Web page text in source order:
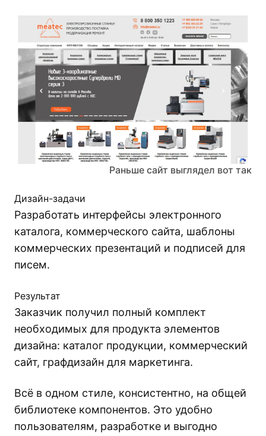
Раньше сайт выглядел вот так
Дизайн-задачи
Разработать интерфейсы электронного
каталога, коммерческого сайта, шаблоны
коммерческих презентаций и подписей для
писем.
Результат
Заказчик получил полный комплект
необходимых для продукта элементов
дизайна: каталог продукции, коммерческий
сайт, графдизайн для маркетинга.
Всё в одном стиле, консистентно, на общей
библиотеке компонентов. Это удобно
пользователям, разработке и выгодно